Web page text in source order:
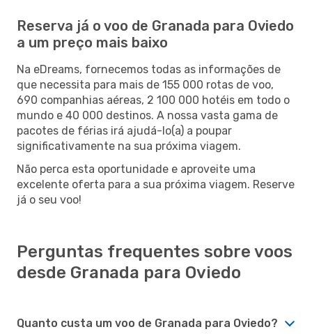
Reserva já o voo de Granada para Oviedo
a um preço mais baixo
Na eDreams, fornecemos todas as informações de
que necessita para mais de 155 000 rotas de voo,
690 companhias aéreas, 2 100 000 hotéis em todo o
mundo e 40 000 destinos. A nossa vasta gama de
pacotes de férias irá ajudá-lo(a) a poupar
significativamente na sua próxima viagem.
Não perca esta oportunidade e aproveite uma
excelente oferta para a sua próxima viagem. Reserve
já o seu voo!
Perguntas frequentes sobre voos
desde Granada para Oviedo
Quanto custa um voo de Granada para Oviedo?